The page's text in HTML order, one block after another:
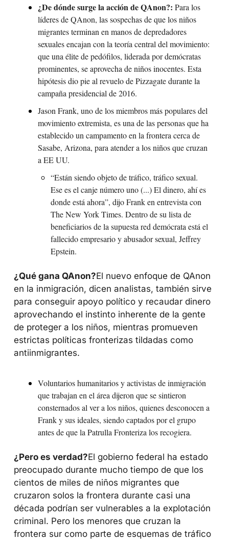
¿De dónde surge la acción de QAnon?: Para los
líderes de QAnon, las sospechas de que los niños
migrantes terminan en manos de depredadores
sexuales encajan con la teoría central del movimiento:
que una élite de pedófilos, liderada por demócratas
prominentes, se aprovecha de niños inocentes. Esta
hipótesis dio pie al revuelo de Pizzagate durante la
campaña presidencial de 2016.
Jason Frank, uno de los miembros más populares del
movimiento extremista, es una de las personas que ha
establecido un campamento en la frontera cerca de
Sasabe, Arizona, para atender a los niños que cruzan
a EE UU.
“Están siendo objeto de tráfico, tráfico sexual.
Ese es el canje número uno (...) El dinero, ahí es
donde está ahora”, dijo Frank en entrevista con
The New York Times. Dentro de su lista de
beneficiarios de la supuesta red demócrata está el
fallecido empresario y abusador sexual, Jeffrey
Epstein.
¿Qué gana QAnon?El nuevo enfoque de QAnon
en la inmigración, dicen analistas, también sirve
para conseguir apoyo político y recaudar dinero
aprovechando el instinto inherente de la gente
de proteger a los niños, mientras promueven
estrictas políticas fronterizas tildadas como
antiinmigrantes.
Voluntarios humanitarios y activistas de inmigración
que trabajan en el área dijeron que se sintieron
consternados al ver a los niños, quienes desconocen a
Frank y sus ideales, siendo captados por el grupo
antes de que la Patrulla Fronteriza los recogiera.
¿Pero es verdad?El gobierno federal ha estado
preocupado durante mucho tiempo de que los
cientos de miles de niños migrantes que
cruzaron solos la frontera durante casi una
década podrían ser vulnerables a la explotación
criminal. Pero los menores que cruzan la
frontera sur como parte de esquemas de tráfico